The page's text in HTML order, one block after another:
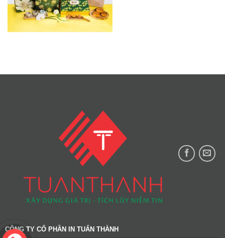
CÔNG TY CỔ PHẦN IN TUẤN THÀNH